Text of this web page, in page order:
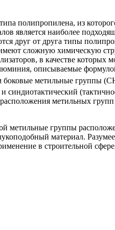
полипропилена, из
является наиболее
друг от друга типы
сложную химическую
в качестве
описываемые
боковые метильные группы
метильных
метильные группы
материал.
в строительной